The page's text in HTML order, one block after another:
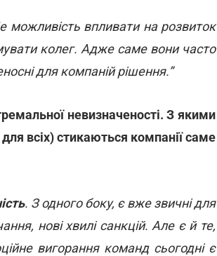
можливість впливати на розвиток
колег. Адже саме вони часто
для компаній рішення.”
невизначеності. З якими
всіх) стикаються компанії саме
. З одного боку, є вже звичні для
нові хвилі санкцій. Але є й те,
вигорання команд сьогодні є